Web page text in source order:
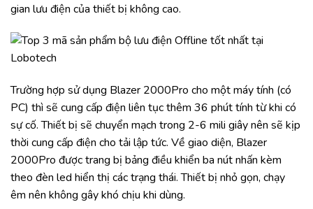
gian lưu điện của thiết bị không cao.
Trường hợp sử dụng Blazer 2000Pro cho một máy tính (có
PC) thì sẽ cung cấp điện liên tục thêm 36 phút tính từ khi có
sự cố. Thiết bị sẽ chuyển mạch trong 2-6 mili giây nên sẽ kịp
thời cung cấp điện cho tải lập tức. Về giao diện, Blazer
2000Pro được trang bị bảng điều khiển ba nút nhấn kèm
theo đèn led hiển thị các trạng thái. Thiết bị nhỏ gọn, chạy
êm nên không gây khó chịu khi dùng.